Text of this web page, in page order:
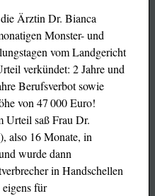
Ärztin Dr. Bianca
Monster- und
vom Landgericht
verkündet: 2 Jahre und
Berufsverbot sowie
von 47 000 Euro!
Urteil saß Frau Dr.
also 16 Monate, in
wurde dann
in Handschellen
für